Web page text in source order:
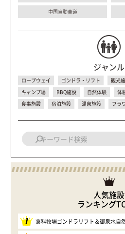
中国自動車道
ジャンル
ロープウェイ ゴンドラ・リフト 観光
キャンプ場
BBQ施設 自然体験 体
食事施設
宿泊施設 温泉施設 フラ
人気施設
ランキング
1 蓼科牧場ゴンドラリフト＆御泉水自